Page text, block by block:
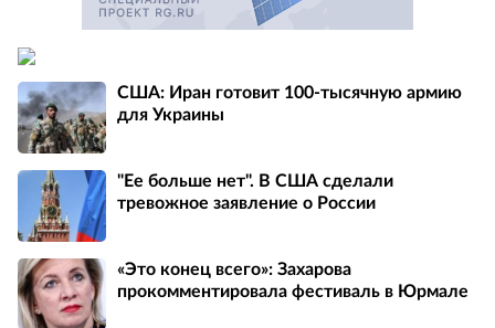
США: Иран готовит 100-тысячную армию
для Украины
"Ее больше нет". В США сделали
тревожное заявление о России
«Это конец всего»: Захарова
прокомментировала фестиваль в Юрмале